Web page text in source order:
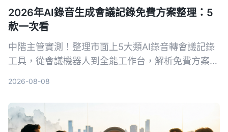
2026年AI錄音生成會議記錄免費方案整理：5
款一次看
中階主管實測！整理市面上5大類AI錄音轉會議記錄
工具，從會議機器人到全能工作台，解析免費方案與
2026-08-08